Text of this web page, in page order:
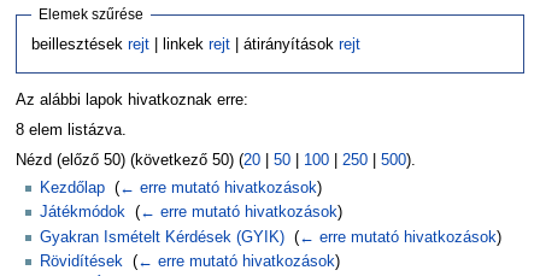
Elemek szűrése
beillesztésekrejt | linkekrejt | átirányításokrejt
Az alábbi lapok hivatkoznak erre:
8 elem listázva.
Nézd (előző 50) (következő 50) (20| 50| 100| 250| 500).
Kezdőlap (← erre mutató hivatkozások)
Játékmódok (← erre mutató hivatkozások)
Gyakran Ismételt Kérdések (GYIK) (← erre mutató hivatkozások)
Rövidítések (← erre mutató hivatkozások)